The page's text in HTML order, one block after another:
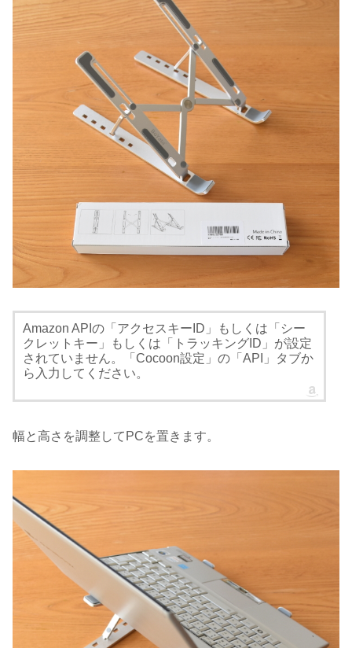
Amazon APIの「アクセスキーID」もしくは「シー
クレットキー」もしくは「トラッキングID」が設定
されていません。「Cocoon設定」の「API」タブか
ら入力してください。
幅と高さを調整してPCを置きます。